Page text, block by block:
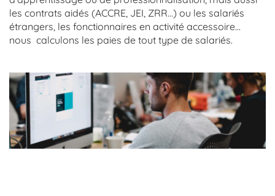
les contrats aidés (ACCRE, JEI, ZRR…) ou les salariés
étrangers, les fonctionnaires en activité accessoire…
nous calculons les paies de tout type de salariés.